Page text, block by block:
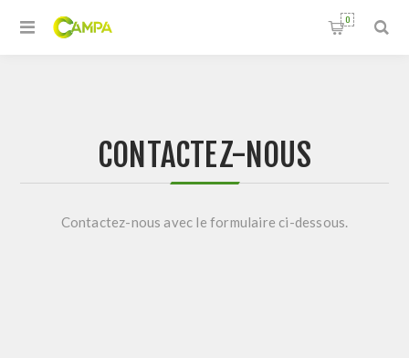
0
CONTACTEZ-NOUS
Contactez-nous avec le formulaire ci-dessous.